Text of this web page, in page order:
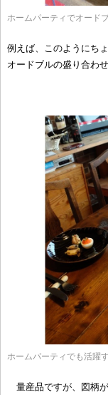
ホームパーティでオード
例えば、このようにち
オードブルの盛り合わ
ホームパーティでも活躍
量産品ですが、図柄